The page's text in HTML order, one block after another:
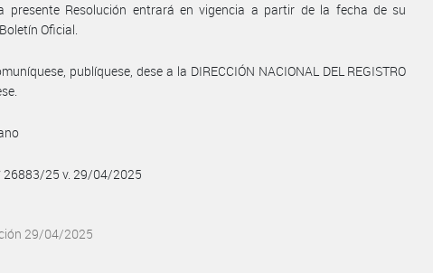
presente Resolución entrará en vigencia a partir de la fecha de su
Oficial.
publíquese, dese a la DIRECCIÓN NACIONAL DEL REGISTRO
26883/25 v. 29/04/2025
29/04/2025